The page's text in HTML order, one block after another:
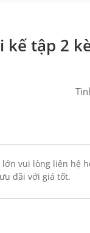
kế tập 2
vui lòng liên hệ
đãi với giá tốt.